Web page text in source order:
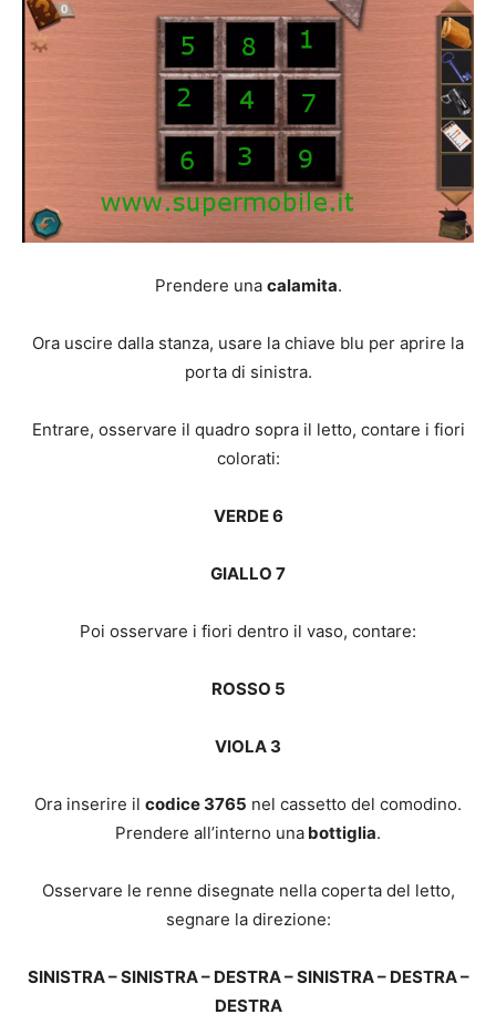
Prendere una calamita.
Ora uscire dalla stanza, usare la chiave blu per aprire la
porta di sinistra.
Entrare, osservare il quadro sopra il letto, contare i fiori
colorati:
VERDE 6
GIALLO 7
Poi osservare i fiori dentro il vaso, contare:
ROSSO 5
VIOLA 3
Ora inserire il codice 3765 nel cassetto del comodino.
Prendere all’interno una bottiglia.
Osservare le renne disegnate nella coperta del letto,
segnare la direzione:
SINISTRA – SINISTRA – DESTRA – SINISTRA – DESTRA –
DESTRA